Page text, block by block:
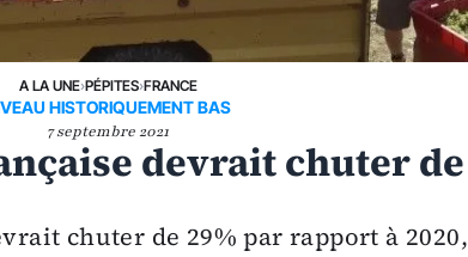
A LA UNE›PÉPITES›FRANCE
HISTORIQUEMENT BAS
7 septembre 2021
devrait chuter de
chuter de 29% par rapport à